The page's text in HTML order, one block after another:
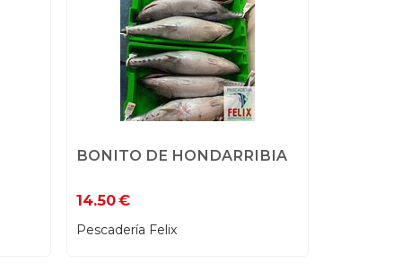
BONITO DE HONDARRIBIA
14.50€
Pescadería Felix